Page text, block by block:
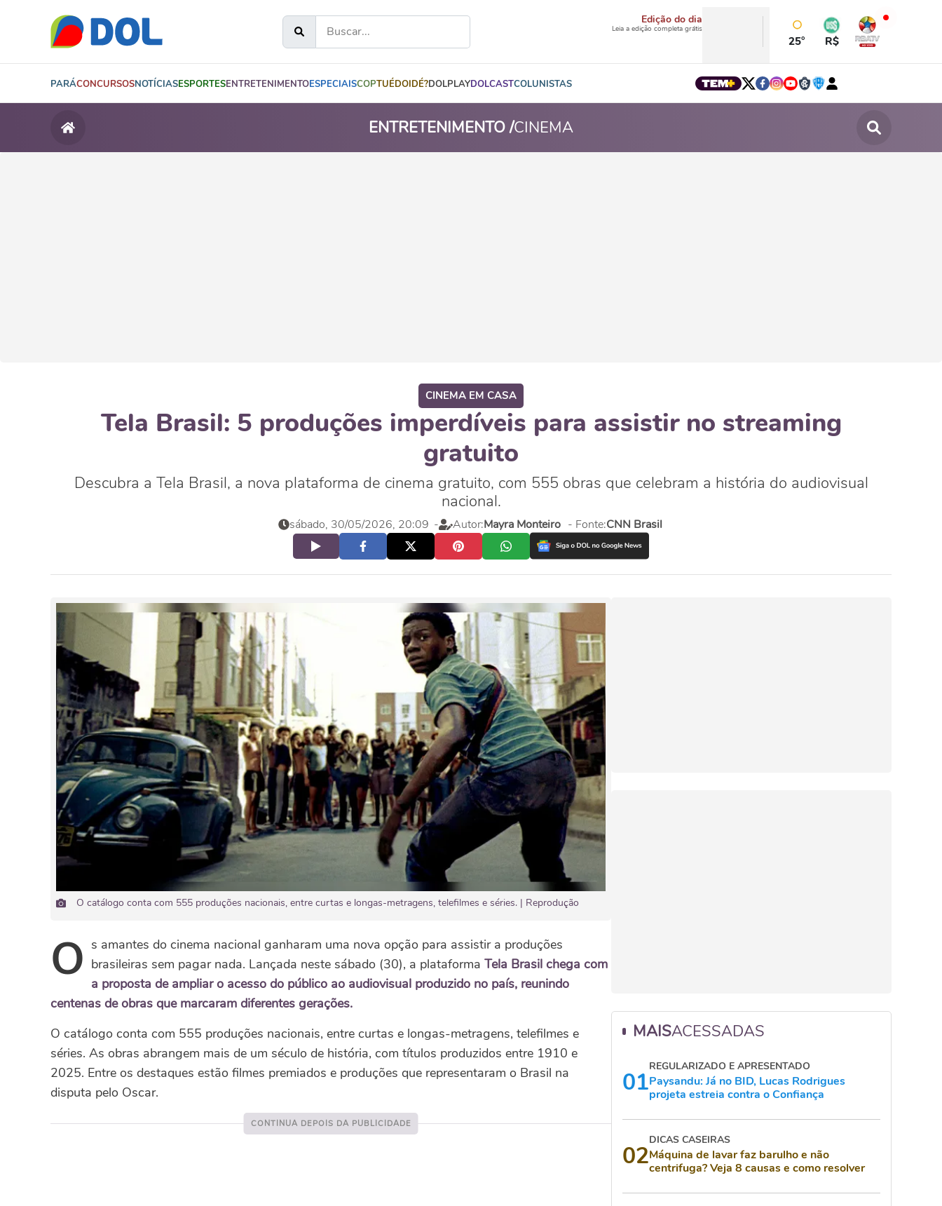
Edição do dia
Leia a edição completa grátis
25° R$
PARÁCONCURSOSNOTÍCIASESPORTESENTRETENIMENTOESPECIAISCOPTUÉDOIDÉ?DOLPLAYDOLCASTCOLUNISTAS
ENTRETENIMENTO /CINEMA
CINEMA EM CASA
Tela Brasil: 5 produções imperdíveis para assistir no streaming
gratuito
Descubra a Tela Brasil, a nova plataforma de cinema gratuito, com 555 obras que celebram a história do audiovisual
nacional.
sábado, 30/05/2026, 20:09 - Autor:Mayra Monteiro - Fonte:CNN Brasil
O catálogo conta com 555 produções nacionais, entre curtas e longas-metragens, telefilmes e séries. | Reprodução
O s amantes do cinema nacional ganharam uma nova opção para assistir a produções
brasileiras sem pagar nada. Lançada neste sábado (30), a plataformaTela Brasil chega com
a proposta de ampliar o acesso do público ao audiovisual produzido no país, reunindo
centenas de obras que marcaram diferentes gerações.
O catálogo conta com 555 produções nacionais, entre curtas e longas-metragens, telefilmes e
séries. As obras abrangem mais de um século de história, com títulos produzidos entre 1910 e
2025. Entre os destaques estão filmes premiados e produções que representaram o Brasil na
disputa pelo Oscar.
MAISACESSADAS
01
REGULARIZADO E APRESENTADO
Paysandu: Já no BID, Lucas Rodrigues
projeta estreia contra o Confiança
02
DICAS CASEIRAS
Máquina de lavar faz barulho e não
centrifuga? Veja 8 causas e como resolver